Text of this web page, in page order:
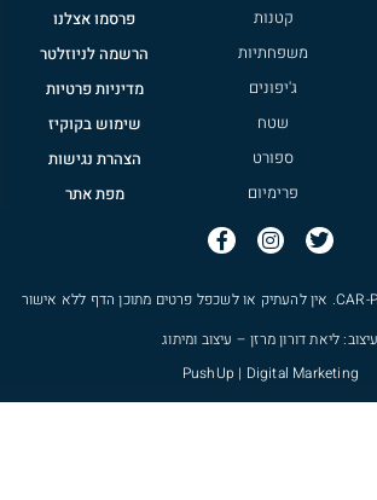
קטנות
משפחתיות
ג'יפונים
שטח
ספורט
פרימיום
פרסמו אצלנו
הרשמה לניוזלטר
מדיניות פרטיות
שימוש בקוקיז
הצהרת נגישות
מפת אתר
CAR-. אין להעתיק או לשכפל פרטים מתוכן הדף ללא אישור
עיצוב: ליאת דורון מרזן – עיצוב ומיתוג
PushUp | Digital Marketing